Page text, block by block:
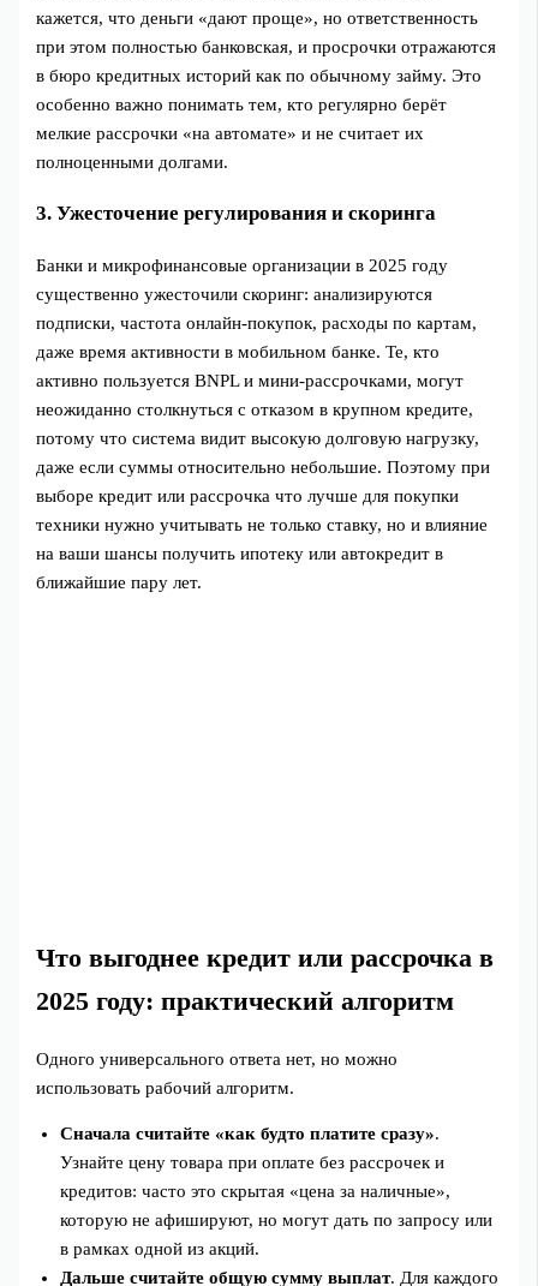
кажется, что деньги «дают проще», но ответственность
при этом полностью банковская, и просрочки отражаются
в бюро кредитных историй как по обычному займу. Это
особенно важно понимать тем, кто регулярно берёт
мелкие рассрочки «на автомате» и не считает их
полноценными долгами.
3. Ужесточение регулирования и скоринга
Банки и микрофинансовые организации в 2025 году
существенно ужесточили скоринг: анализируются
подписки, частота онлайн‑покупок, расходы по картам,
даже время активности в мобильном банке. Те, кто
активно пользуется BNPL и мини‑рассрочками, могут
неожиданно столкнуться с отказом в крупном кредите,
потому что система видит высокую долговую нагрузку,
даже если суммы относительно небольшие. Поэтому при
выборе кредит или рассрочка что лучше для покупки
техники нужно учитывать не только ставку, но и влияние
на ваши шансы получить ипотеку или автокредит в
ближайшие пару лет.
Что выгоднее кредит или рассрочка в
2025 году: практический алгоритм
Одного универсального ответа нет, но можно
использовать рабочий алгоритм.
Сначала считайте «как будто платите сразу».
Узнайте цену товара при оплате без рассрочек и
кредитов: часто это скрытая «цена за наличные»,
которую не афишируют, но могут дать по запросу или
в рамках одной из акций.
Дальше считайте общую сумму выплат. Для каждого